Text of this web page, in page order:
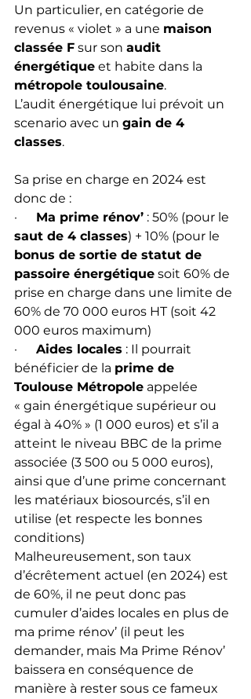
Un particulier, en catégorie de
revenus « violet » a une maison
classée F sur son audit
énergétique et habite dans la
métropole toulousaine.
L’audit énergétique lui prévoit un
scenario avec un gain de 4
classes.
Sa prise en charge en 2024 est
donc de :
· Ma prime rénov’ : 50% (pour le
saut de 4 classes) + 10% (pour le
bonus de sortie de statut de
passoire énergétique soit 60% de
prise en charge dans une limite de
60% de 70 000 euros HT (soit 42
000 euros maximum)
· Aides locales : Il pourrait
bénéficier de la prime de
Toulouse Métropole appelée
« gain énergétique supérieur ou
égal à 40% » (1 000 euros) et s’il a
atteint le niveau BBC de la prime
associée (3 500 ou 5 000 euros),
ainsi que d’une prime concernant
les matériaux biosourcés, s’il en
utilise (et respecte les bonnes
conditions)
Malheureusement, son taux
d’écrêtement actuel (en 2024) est
de 60%, il ne peut donc pas
cumuler d’aides locales en plus de
ma prime rénov’ (il peut les
demander, mais Ma Prime Rénov’
baissera en conséquence de
manière à rester sous ce fameux